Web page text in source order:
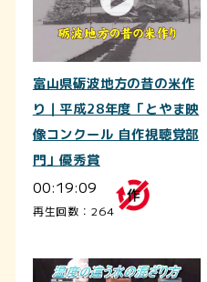
富山県砺波地方の昔の米作
り｜平成28年度「とやま映
像コンクール 自作視聴覚部
門」優秀賞
00:19:09
再生回数：264